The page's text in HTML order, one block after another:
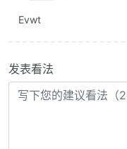
Evwt
发表看法